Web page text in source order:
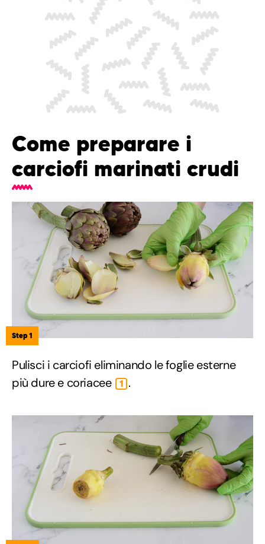
Come preparare i
carciofi marinati crudi
Step 1
Pulisci i carciofi eliminando le foglie esterne
più dure e coriacee
1 .